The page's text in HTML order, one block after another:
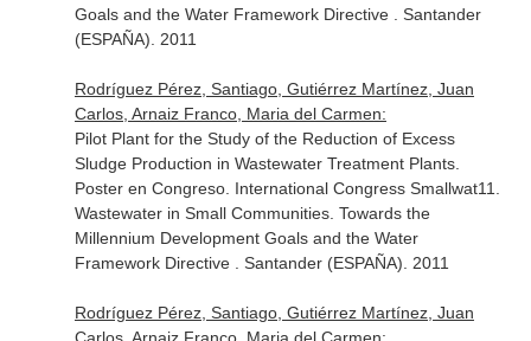
Goals and the Water Framework Directive . Santander
(ESPAÑA). 2011
Rodríguez Pérez, Santiago, Gutiérrez Martínez, Juan
Carlos, Arnaiz Franco, Maria del Carmen:
Pilot Plant for the Study of the Reduction of Excess
Sludge Production in Wastewater Treatment Plants.
Poster en Congreso. International Congress Smallwat11.
Wastewater in Small Communities. Towards the
Millennium Development Goals and the Water
Framework Directive . Santander (ESPAÑA). 2011
Rodríguez Pérez, Santiago, Gutiérrez Martínez, Juan